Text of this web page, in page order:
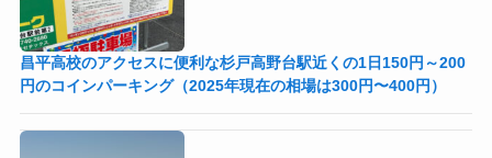
昌平高校のアクセスに便利な杉戸高野台駅近くの1日150円～200
円のコインパーキング（2025年現在の相場は300円〜400円）